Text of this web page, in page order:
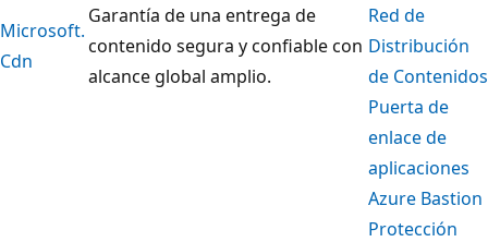
Microsoft.
Cdn
Garantía de una entrega de
contenido segura y confiable con
alcance global amplio.
Red de
Distribución
de Contenidos
Puerta de
enlace de
aplicaciones
Azure Bastion
Protección